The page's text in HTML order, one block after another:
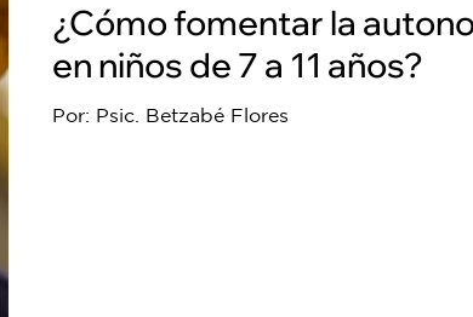
¿Cómo fomentar la
en niños de 7 a 11 años?
Por: Psic. Betzabé Flores